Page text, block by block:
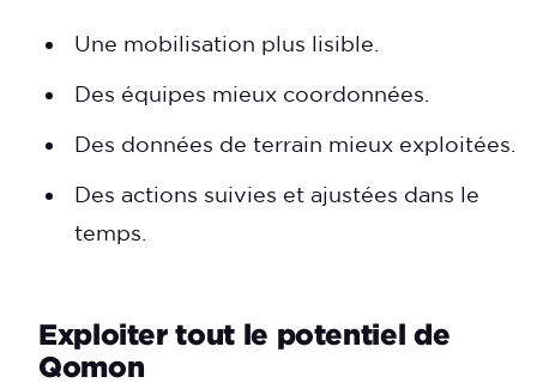
Une mobilisation plus lisible.
Des équipes mieux coordonnées.
Des données de terrain mieux exploitées.
Des actions suivies et ajustées dans le
temps.
Exploiter tout le potentiel de
Qomon